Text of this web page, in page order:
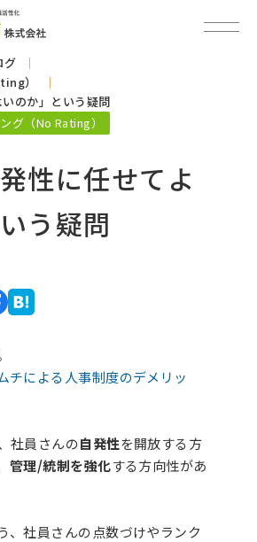
グ
）
いのか」という疑問
グ（No Rating）
性に任せてよ
う疑問
チによる人事制度のデメリッ
社員さんの自発性を開放する方
管理/統制を強化する方向性があ
、社員さんの点数づけやランク